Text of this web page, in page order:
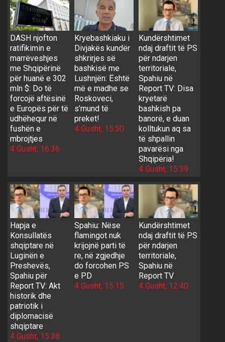
DASH njofton
ratifikimin e
marrëveshjes
me Shqipërinë
për huanë e 302
mln $: Do të
forcojë aftësinë
e Europës për të
udhëhequr në
fushën e
mbrojtjes
4 Gusht, 16:36
Kryebashkiaku i
Divjakës kundër
shkrirjes së
bashkisë me
Lushnjën: Është
më e madhe se
Roskoveci,
s’mund të
preket!
4 Gusht, 15:50
Kundërshtimet
ndaj draftit të PS
për ndarjen
territoriale,
Spahiu në
Report TV: Disa
kryetarë
bashkish pa
banorë, e duan
kolltukun aq sa
të shpallin
pavarësi nga
Shqipëria!
4 Gusht, 15:39
Hapja e
Konsullatës
shqiptare në
Luginën e
Preshevës,
Spahiu për
Report TV: Akt
historik dhe
patriotik i
diplomacisë
shqiptare
4 Gusht, 15:38
Spahiu: Nëse
flamingot nuk
krijojnë parti të
re, në zgjedhje
do forcohen PS
e PD
4 Gusht, 15:15
Kundërshtimet
ndaj draftit të PS
për ndarjen
territoriale,
Spahiu në
Report TV
4 Gusht, 12:40